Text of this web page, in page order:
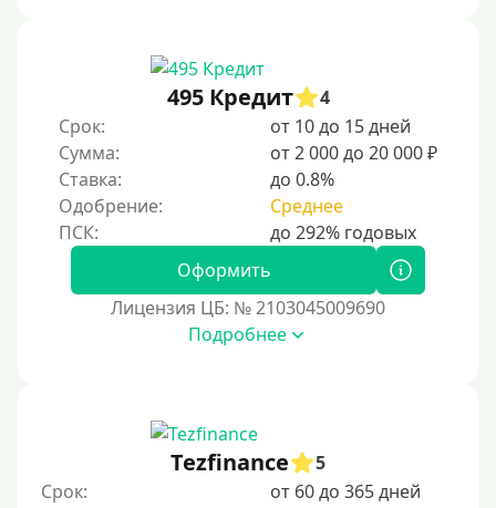
495 Кредит
4
Срок:
от 10 до 15 дней
Сумма:
от 2 000 до 20 000 ₽
Ставка:
до 0.8%
Одобрение:
Среднее
Оформить
Лицензия ЦБ: № 2103045009690
Подробнее
Tezfinance
5
Срок:
от 60 до 365 дней